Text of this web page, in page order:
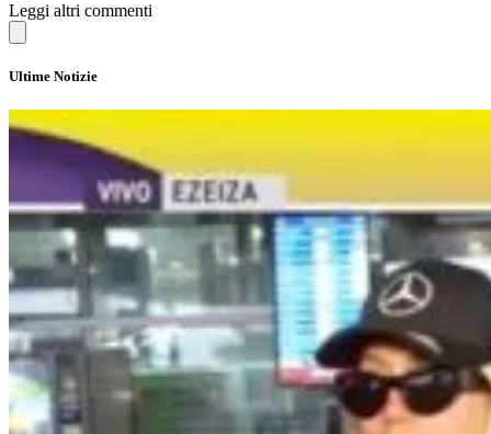
Leggi altri commenti
Ultime Notizie